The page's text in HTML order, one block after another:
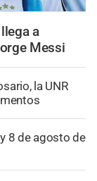
a
Messi
la UNR
8 de agosto de